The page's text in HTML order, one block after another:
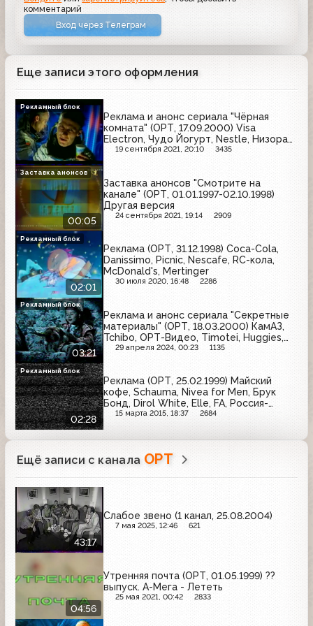
комментарий
Вход через Телеграм
Еще записи этого оформления
Реклама и анонс сериала "Чёрная
комната" (ОРТ, 17.09.2000) Visa
Electron, Чудо Йогурт, Nestle, Низорал,
Шок, Инолтра, Старый мельник, Twix
19 сентября 2021, 20:10 3435
Рекламный блок
00:05
Заставка анонсов "Смотрите на
канале" (ОРТ, 01.01.1997-02.10.1998)
Другая версия
24 сентября 2021, 19:14 2909
Заставка анонсов
02:01
Реклама (ОРТ, 31.12.1998) Coca-Cola,
Danissimo, Picnic, Nescafe, RC-кола,
McDonald's, Mertinger
30 июля 2020, 16:48 2286
Рекламный блок
03:21
Реклама и анонс сериала "Секретные
материалы" (ОРТ, 18.03.2000) КамАЗ,
Tchibo, ОРТ-Видео, Timotei, Huggies,
Stimorol, Darling, Jacobs
29 апреля 2024, 00:23 1135
Рекламный блок
02:28
Реклама (ОРТ, 25.02.1999) Майский
кофе, Schauma, Nivea for Men, Брук
Бонд, Dirol White, Elle, FA, Россия-
Щедрая душа
15 марта 2015, 18:37 2684
Рекламный блок
Ещё записи с канала ОРТ
43:17
Слабое звено (1 канал, 25.08.2004)
7 мая 2025, 12:46 621
04:56
Утренняя почта (ОРТ, 01.05.1999) ??
выпуск. А-Мега - Лететь
25 мая 2021, 00:42 2833